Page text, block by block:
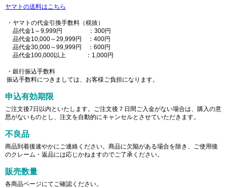
ヤマトの送料はこちら
・ヤマトの代金引換手数料（税抜）
品代金1～9,999円 ：300円
品代金10,000～29,999円 ：400円
品代金30,000～99,999円 ：600円
品代金100,000以上 ：1,000円
・銀行振込手数料
振込手数料につきましては、お客様ご負担になります。
申込有効期限
ご注文後7日以内といたします。ご注文後７日間ご入金がない場合は、購入の意
思がないものとし、注文を自動的にキャンセルとさせていただきます。
不良品
商品到着後速やかにご連絡ください。商品に欠陥がある場合を除き、ご使用後
のクレーム・返品には応じかねますのでご了承ください。
販売数量
各商品ページにてご確認ください。